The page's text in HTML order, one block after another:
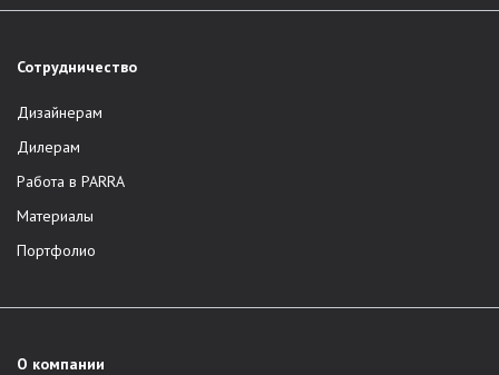
Сотрудничество
Дизайнерам
Дилерам
Работа в PARRA
Материалы
Портфолио
О компании